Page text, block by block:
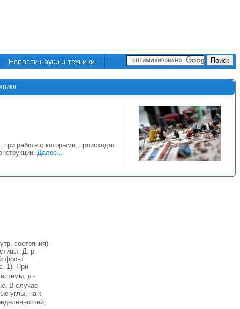
работе с которыми, происходят
Далее...
состояния)
Д. р.
фронт
1). При
р -
В случае
углы, на к-